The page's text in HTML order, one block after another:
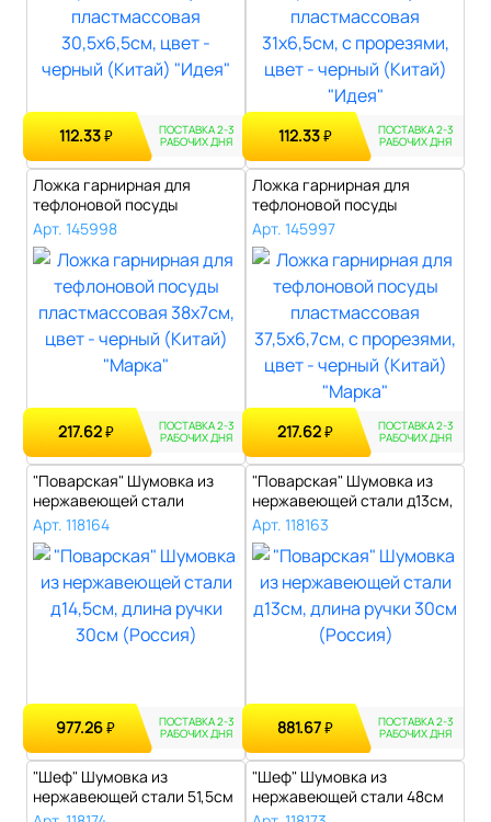
112.33₽ ПОСТАВКА 2-3
РАБОЧИХ ДНЯ 112.33₽ ПОСТАВКА 2-3
РАБОЧИХ ДНЯ
Ложка гарнирная для
тефлоновой посуды
пластмассовая 38х..
Арт. 145998
217.62₽ ПОСТАВКА 2-3
РАБОЧИХ ДНЯ
Ложка гарнирная для
тефлоновой посуды
пластмассовая 37,..
Арт. 145997
217.62₽ ПОСТАВКА 2-3
РАБОЧИХ ДНЯ
"Поварская" Шумовка из
нержавеющей стали
д14,5см, длина..
Арт. 118164
977.26₽ ПОСТАВКА 2-3
РАБОЧИХ ДНЯ
"Поварская" Шумовка из
нержавеющей стали д13см,
длина р..
Арт. 118163
881.67₽ ПОСТАВКА 2-3
РАБОЧИХ ДНЯ
"Шеф" Шумовка из
нержавеющей стали 51,5см
д21,5см, черн..
"Шеф" Шумовка из
нержавеющей стали 48см
д19,2см, черная..